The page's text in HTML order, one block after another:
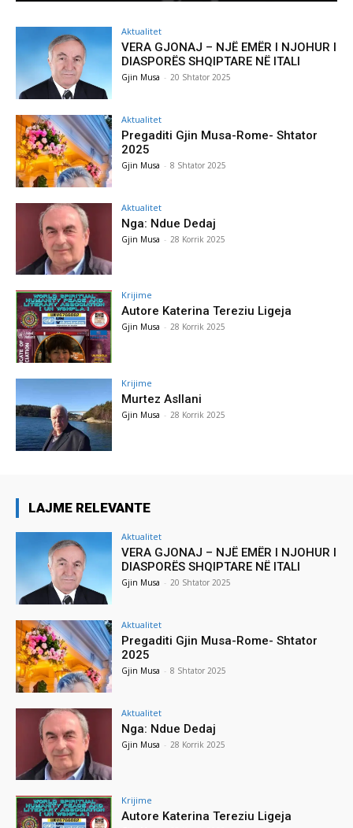
Aktualitet
VERA GJONAJ – NJË EMËR I NJOHUR I
DIASPORËS SHQIPTARE NË ITALI
Gjin Musa - 20 Shtator 2025
Aktualitet
Pregaditi Gjin Musa-Rome- Shtator
2025
Gjin Musa - 8 Shtator 2025
Aktualitet
Nga: Ndue Dedaj
Gjin Musa - 28 Korrik 2025
Krijime
Autore Katerina Tereziu Ligeja
Gjin Musa - 28 Korrik 2025
Krijime
Murtez Asllani
Gjin Musa - 28 Korrik 2025
LAJME RELEVANTE
Aktualitet
VERA GJONAJ – NJË EMËR I NJOHUR I
DIASPORËS SHQIPTARE NË ITALI
Gjin Musa - 20 Shtator 2025
Aktualitet
Pregaditi Gjin Musa-Rome- Shtator
2025
Gjin Musa - 8 Shtator 2025
Aktualitet
Nga: Ndue Dedaj
Gjin Musa - 28 Korrik 2025
Krijime
Autore Katerina Tereziu Ligeja